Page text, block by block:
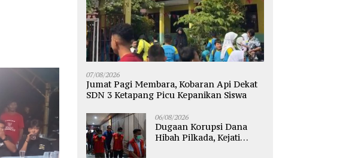
07/08/2026
Jumat Pagi Membara, Kobaran Api Dekat
SDN 3 Ketapang Picu Kepanikan Siswa
06/08/2026
Dugaan Korupsi Dana
Hibah Pilkada, Kejati